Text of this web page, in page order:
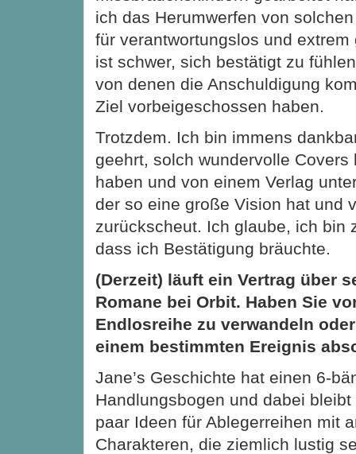
ich das Herumwerfen von
für verantwortungslos und
ist schwer, sich bestätigt zu
von denen die Anschuldigung
Ziel vorbeigeschossen haben.
Trotzdem. Ich bin immens
geehrt, solch wundervolle Covers
haben und von einem Verlag
der so eine große Vision hat und
zurückscheut. Ich glaube, ich bin
dass ich Bestätigung bräuchte.
(Derzeit) läuft ein Vertrag über
Romane bei Orbit. Haben Sie
Endlosreihe zu verwandeln
einem bestimmten Ereignis
Jane’s Geschichte hat einen 6-
Handlungsbogen und dabei
paar Ideen für Ablegerreihen mit
Charakteren, die ziemlich lustig